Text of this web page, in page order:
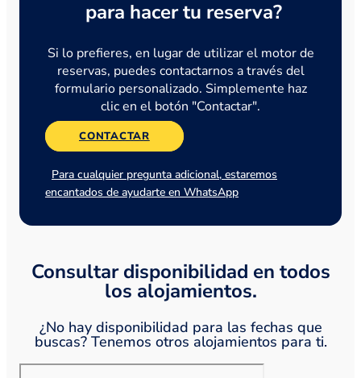
para hacer tu reserva?
Si lo prefieres, en lugar de utilizar el motor de
reservas, puedes contactarnos a través del
formulario personalizado. Simplemente haz
clic en el botón "Contactar".
CONTACTAR
Para cualquier pregunta adicional, estaremos
encantados de ayudarte en WhatsApp
Consultar disponibilidad en todos
los alojamientos.
¿No hay disponibilidad para las fechas que
buscas? Tenemos otros alojamientos para ti.